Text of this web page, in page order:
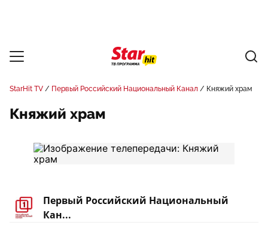
StarHit TV Первый Российский Национальный Канал Княжий храм
Княжий храм
Первый Российский Национальный
Кан...